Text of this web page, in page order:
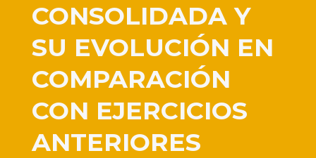
CONSOLIDADA Y
SU EVOLUCIÓN EN
COMPARACIÓN
CON EJERCICIOS
ANTERIORES